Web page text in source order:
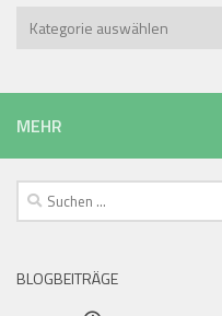
Kategorien
MEHR
Suchen
nach:
BLOGBEITRÄGE